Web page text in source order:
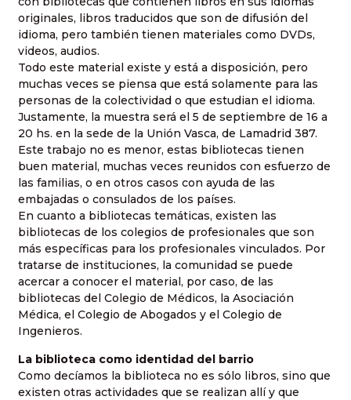
originales, libros traducidos que son de difusión del
idioma, pero también tienen materiales como DVDs,
videos, audios.
Todo este material existe y está a disposición, pero
muchas veces se piensa que está solamente para las
personas de la colectividad o que estudian el idioma.
Justamente, la muestra será el 5 de septiembre de 16 a
20 hs. en la sede de la Unión Vasca, de Lamadrid 387.
Este trabajo no es menor, estas bibliotecas tienen
buen material, muchas veces reunidos con esfuerzo de
las familias, o en otros casos con ayuda de las
embajadas o consulados de los países.
En cuanto a bibliotecas temáticas, existen las
bibliotecas de los colegios de profesionales que son
más específicas para los profesionales vinculados. Por
tratarse de instituciones, la comunidad se puede
acercar a conocer el material, por caso, de las
bibliotecas del Colegio de Médicos, la Asociación
Médica, el Colegio de Abogados y el Colegio de
Ingenieros.
La biblioteca como identidad del barrio
Como decíamos la biblioteca no es sólo libros, sino que
existen otras actividades que se realizan allí y que